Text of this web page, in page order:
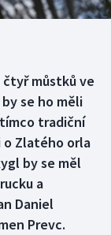
čtyř můstků ve
se ho měli
tradiční
o Zlatého orla
by se měl
a
Daniel
Prevc.